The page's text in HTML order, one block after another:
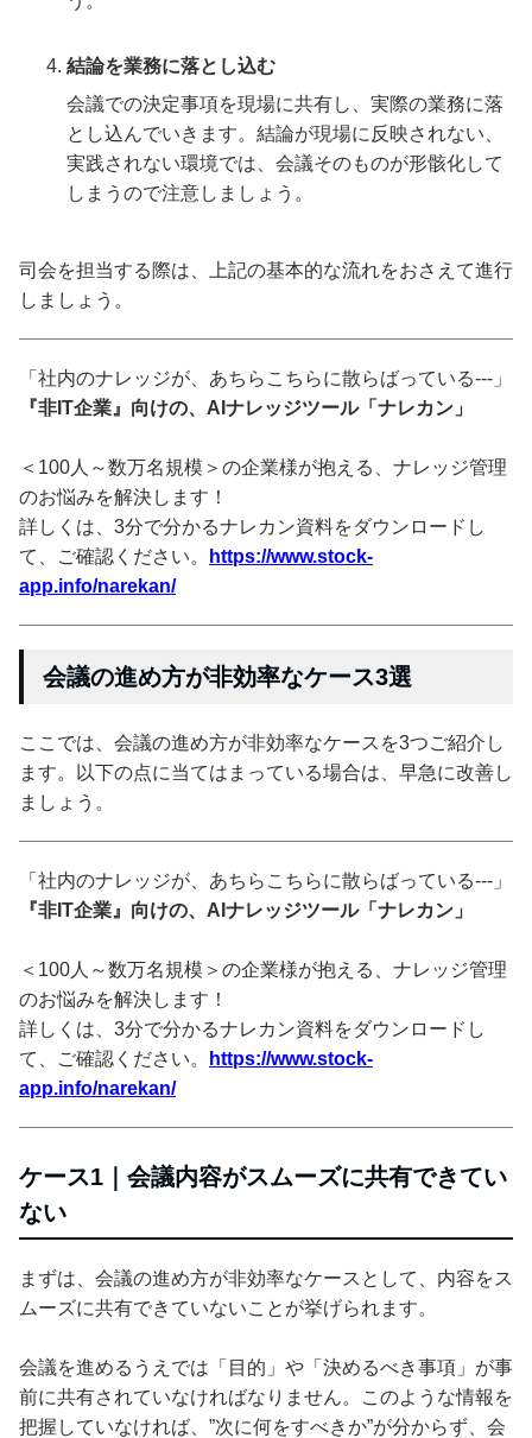
結論を業務に落とし込む
会議での決定事項を現場に共有し、実際の業務に落
とし込んでいきます。結論が現場に反映されない、
実践されない環境では、会議そのものが形骸化して
しまうので注意しましょう。
司会を担当する際は、上記の基本的な流れをおさえて進行
しましょう。
「社内のナレッジが、あちらこちらに散らばっている---」
『非IT企業』向けの、AIナレッジツール「ナレカン」
＜100人～数万名規模＞の企業様が抱える、ナレッジ管理
のお悩みを解決します！
詳しくは、3分で分かるナレカン資料をダウンロードし
て、ご確認ください。
https://www.stock-
app.info/narekan/
会議の進め方が非効率なケース3選
ここでは、会議の進め方が非効率なケースを3つご紹介し
ます。以下の点に当てはまっている場合は、早急に改善し
ましょう。
「社内のナレッジが、あちらこちらに散らばっている---」
『非IT企業』向けの、AIナレッジツール「ナレカン」
＜100人～数万名規模＞の企業様が抱える、ナレッジ管理
のお悩みを解決します！
詳しくは、3分で分かるナレカン資料をダウンロードし
て、ご確認ください。
https://www.stock-
app.info/narekan/
ケース1｜会議内容がスムーズに共有できてい
ない
まずは、会議の進め方が非効率なケースとして、内容をス
ムーズに共有できていないことが挙げられます。
会議を進めるうえでは「目的」や「決めるべき事項」が事
前に共有されていなければなりません。このような情報を
把握していなければ、”次に何をすべきか”が分からず、会